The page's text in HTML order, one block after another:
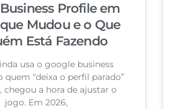
Profile em
Mudou e o Que
Está Fazendo
usa o google business
“deixa o perfil parado”
chegou a hora de ajustar o
jogo. Em 2026,